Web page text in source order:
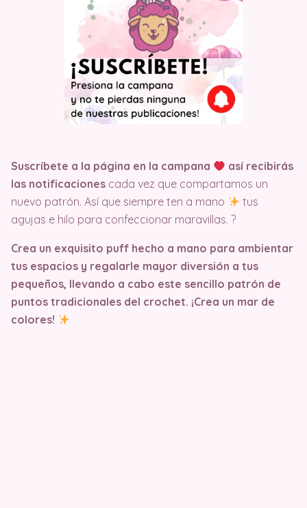
Suscríbete a la página en la campana
así recibirás
las notificaciones cada vez que compartamos un
nuevo patrón. Así que siempre ten a mano
tus
agujas e hilo para confeccionar maravillas. ?
Crea un exquisito puff hecho a mano para ambientar
tus espacios y regalarle mayor diversión a tus
pequeños, llevando a cabo este sencillo patrón de
puntos tradicionales del crochet. ¡Crea un mar de
colores!